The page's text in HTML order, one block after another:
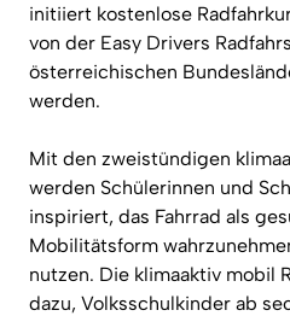
initiiert kostenlose
von der Easy Drivers
österreichischen
werden.
Mit den zweistündigen
werden Schülerinnen und
inspiriert, das Fahrrad als
Mobilitätsform
nutzen. Die klimaaktiv mobil
dazu, Volksschulkinder ab